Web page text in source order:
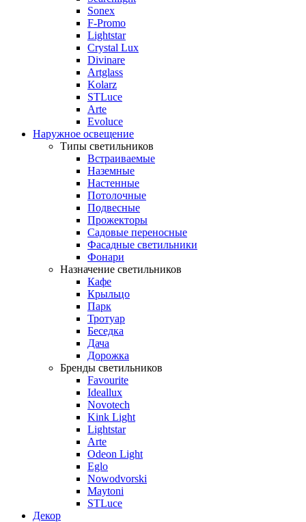
Sonex
F-Promo
Lightstar
Crystal Lux
Divinare
Artglass
Kolarz
STLuce
Arte
Evoluce
Наружное освещение
Типы светильников
Встраиваемые
Наземные
Настенные
Потолочные
Подвесные
Прожекторы
Садовые переносные
Фасадные светильники
Фонари
Назначение светильников
Кафе
Крыльцо
Парк
Тротуар
Беседка
Дача
Дорожка
Бренды светильников
Favourite
Ideallux
Novotech
Kink Light
Lightstar
Arte
Odeon Light
Eglo
Nowodvorski
Maytoni
STLuce
Декор